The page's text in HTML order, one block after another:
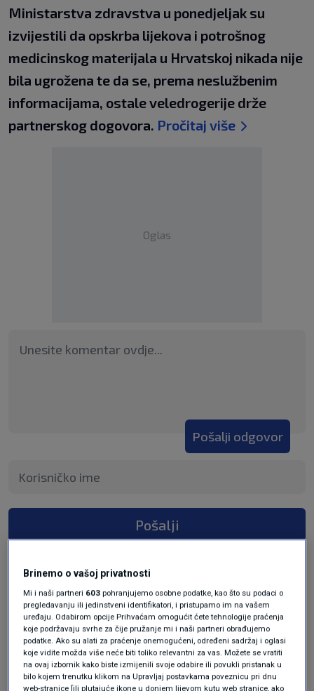
Ministarstva zdravstva u ponedjeljak su
izvijestili da opskrba lijekova i potrošnog
medicinskog materijala u Hrvatskoj nikada nije
bila ugrožena te da se, prema neslužbenim
informacijama, ostale veledrogerije drže
partnerskog dogovora. Pročitaj više
Oglas
Pošalji odgovor
Pošalji
Oglas
Brinemo o vašoj privatnosti
Mi i naši partneri 603 pohranjujemo osobne podatke, kao što su podaci o
pregledavanju ili jedinstveni identifikatori, i pristupamo im na vašem
uređaju. Odabirom opcije Prihvaćam omogućit ćete tehnologije praćenja
koje podržavaju svrhe za čije pružanje mi i naši partneri obrađujemo
podatke. Ako su alati za praćenje onemogućeni, određeni sadržaj i oglasi
koje vidite možda više neće biti toliko relevantni za vas. Možete se vratiti
na ovaj izbornik kako biste izmijenili svoje odabire ili povukli pristanak u
bilo kojem trenutku klikom na Upravljaj postavkama poveznicu pri dnu
web-stranice [ili plutajuće ikone u donjem lijevom kutu web stranice, ako